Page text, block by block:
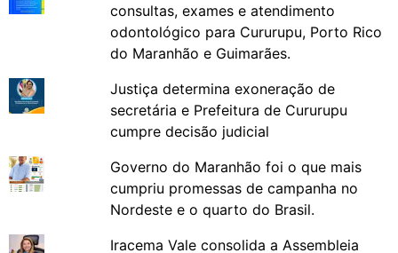
consultas, exames e atendimento
odontológico para Cururupu, Porto Rico
do Maranhão e Guimarães.
Justiça determina exoneração de
secretária e Prefeitura de Cururupu
cumpre decisão judicial
Governo do Maranhão foi o que mais
cumpriu promessas de campanha no
Nordeste e o quarto do Brasil.
Iracema Vale consolida a Assembleia